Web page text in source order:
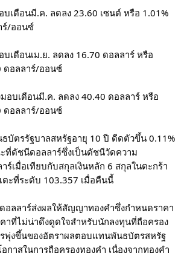
เดือนมี.ค. ลดลง 23.60 เซนต์ หรือ 1.01%
ร์/ออนซ์
เดือนเม.ย. ลดลง 16.70 ดอลลาร์ หรือ
ดอลลาร์/ออนซ์
อบเดือนมี.ค. ลดลง 40.40 ดอลลาร์ หรือ
ดอลลาร์/ออนซ์
บัตรรัฐบาลสหรัฐอายุ 10 ปี ดีดตัวขึ้น 0.11%
ที่ดัชนีดอลลาร์ซึ่งเป็นดัชนีวัดความ
ร์เมื่อเทียบกับสกุลเงินหลัก 6 สกุลในตะกร้า
ตะที่ระดับ 103.357 เมื่อคืนนี้
อลลาร์ส่งผลให้สัญญาทองคำซึ่งกำหนดราคา
าที่ไม่น่าดึงดูดใจสำหรับนักลงทุนที่ถือครอง
รพุ่งขึ้นของอัตราผลตอบแทนพันธบัตรสหรัฐ
กาสในการถือครองทองคำ เนื่องจากทองคำ